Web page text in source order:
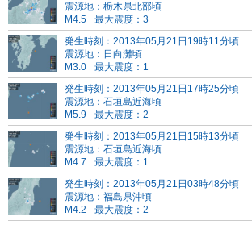
震源地：栃木県北部頃
M4.5
最大震度：3
発生時刻：2013年05月21日19時11分頃
震源地：日向灘頃
M3.0
最大震度：1
発生時刻：2013年05月21日17時25分頃
震源地：石垣島近海頃
M5.9
最大震度：2
発生時刻：2013年05月21日15時13分頃
震源地：石垣島近海頃
M4.7
最大震度：1
発生時刻：2013年05月21日03時48分頃
震源地：福島県沖頃
M4.2
最大震度：2